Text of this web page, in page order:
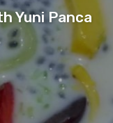
Yuni Panca